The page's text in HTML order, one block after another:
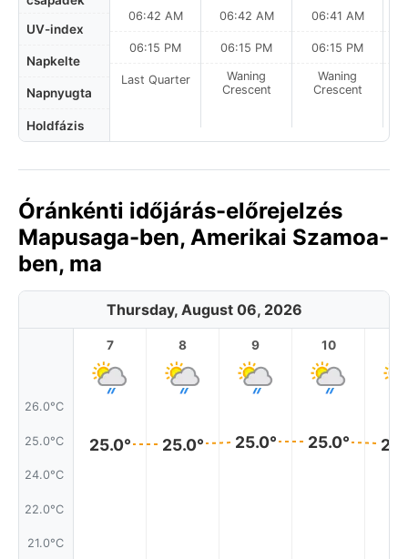
UV-index
Napkelte
Napnyugta
Holdfázis
06:42 AM
06:15 PM
Last Quarter
06:42 AM
06:15 PM
Waning
Crescent
06:41 AM
06:15 PM
Waning
Crescent
Óránkénti időjárás-előrejelzés
Mapusaga-ben, Amerikai Szamoa-
ben, ma
Thursday, August 06, 2026
26.0°C
25.0°C
24.0°C
22.0°C
21.0°C
7
25.0°
8
25.0°
9
25.0°
10
25.0°